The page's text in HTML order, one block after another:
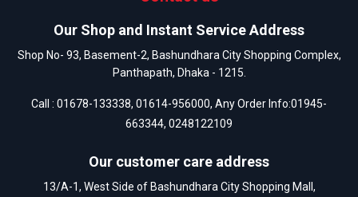
Our Shop and Instant Service Address
Shop No- 93, Basement-2, Bashundhara City Shopping Complex,
Panthapath, Dhaka - 1215.
Call : 01678-133338, 01614-956000, Any Order Info:01945-
663344, 0248122109
Our customer care address
13/A-1, West Side of Bashundhara City Shopping Mall,